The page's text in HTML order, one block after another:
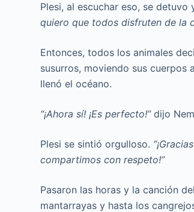
Plesi, al escuchar eso, se detuvo
quiero que todos disfruten de la
Entonces, todos los animales
susurros, moviendo sus cuerpos
llenó el océano.
“¡Ahora sí! ¡Es perfecto!”dijo
Plesi se sintió orgulloso.
compartimos con respeto!”
Pasaron las horas y la canción
mantarrayas y hasta los